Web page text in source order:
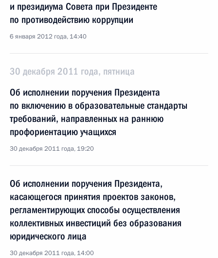
и президиума Совета при Президенте
по противодействию коррупции
6 января 2012 года, 14:40
30 декабря 2011 года, пятница
Об исполнении поручения Президента
по включению в образовательные стандарты
требований, направленных на раннюю
профориентацию учащихся
30 декабря 2011 года, 19:20
Об исполнении поручения Президента,
касающегося принятия проектов законов,
регламентирующих способы осуществления
коллективных инвестиций без образования
юридического лица
30 декабря 2011 года, 14:00